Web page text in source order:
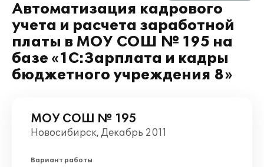
Автоматизация кадрового
учета и расчета заработной
платы в МОУ СОШ № 195 на
базе «1С:Зарплата и кадры
бюджетного учреждения 8»
МОУ СОШ № 195
Новосибирск, Декабрь 2011
Вариант работы